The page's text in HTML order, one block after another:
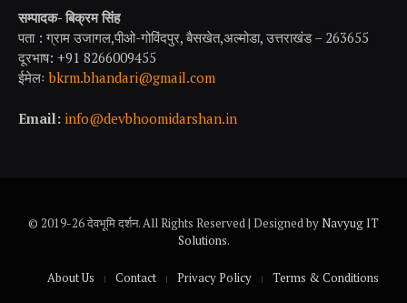
सम्पादक- बिक्रम सिंह
पता : ग्राम उजागल,पीओ-गोविंदपुर, बैसखेत,अल्मोडा, उत्तराखंड – 263655
दूरभाष: +91 8266009455
ईमेलःbkrm.bhandari@gmail.com
Email: info@devbhoomidarshan.in
© 2019-26 देवभूमि दर्शन. All Rights Reserved | Designed byNavyug IT
Solutions.
About Us Contact Privacy Policy Terms & Conditions